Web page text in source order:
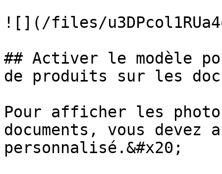
![](/files/
## Activer le modèle
de produits sur les
Pour afficher les
documents, vous devez
personnalisé.&#x20;